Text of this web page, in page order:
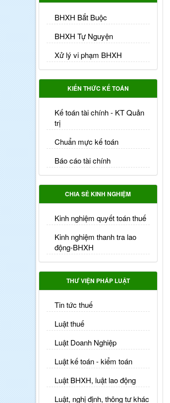
BHXH Bắt Buộc
BHXH Tự Nguyện
Xử lý vi phạm BHXH
KIẾN THỨC KẾ TOÁN
Kế toán tài chính - KT Quản
trị
Chuẩn mực kế toán
Báo cáo tài chính
CHIA SẺ KINH NGHIỆM
Kinh nghiệm quyết toán thuế
Kinh nghiệm thanh tra lao
động-BHXH
THƯ VIỆN PHÁP LUẬT
Tin tức thuế
Luật thuế
Luật Doanh Nghiệp
Luật kế toán - kiểm toán
Luật BHXH, luật lao động
Luật, nghị định, thông tư khác